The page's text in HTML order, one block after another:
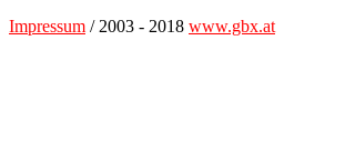
Impressum / 2003 - 2018 www.gbx.at